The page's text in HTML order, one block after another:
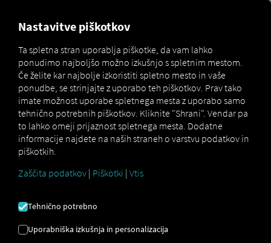
Marketplace
MAN
DigitalServices
Connectors
MAN
Connect
MAN POVEŽI SE
Povežite jih neposredno splatformo RIO
Nastavitve piškotkov
Ta spletna stran uporablja piškotke, da vam lahko
ponudimo najboljšo možno izkušnjo s spletnim mestom.
Če želite kar najbolje izkoristiti spletno mesto in vaše
ponudbe, se strinjajte z uporabo teh piškotkov. Prav tako
imate možnost uporabe spletnega mesta z uporabo samo
tehnično potrebnih piškotkov. Kliknite "Shrani". Vendar pa
to lahko omeji prijaznost spletnega mesta. Dodatne
informacije najdete na naših straneh o varstvu podatkov in
piškotkih.
Zaščita podatkov | Piškotki | Vtis
Tehnično potrebno
Uporabniška izkušnja in personalizacija